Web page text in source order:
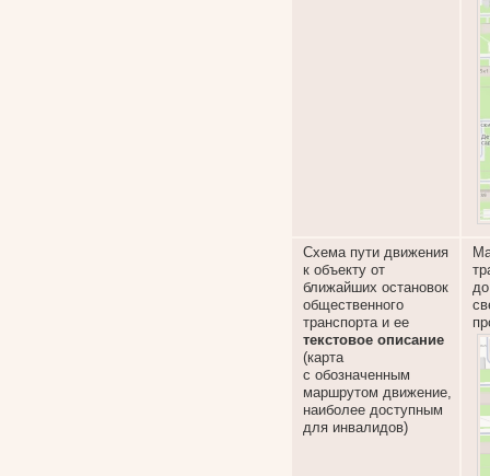
Схема пути движения
к объекту от
ближайших остановок
общественного
транспорта и ее
текстовое описание
(карта
с обозначенным
маршрутом движение,
наиболее доступным
для инвалидов)